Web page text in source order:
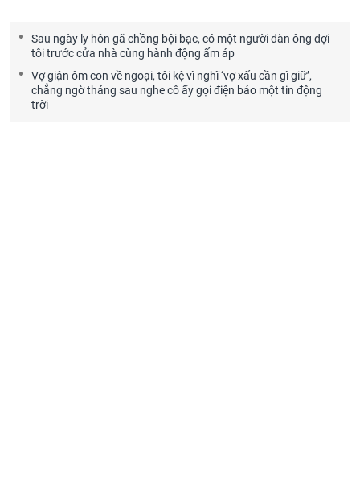
Sau ngày ly hôn gã chồng bội bạc, có một người đàn ông đợi
tôi trước cửa nhà cùng hành động ấm áp
Vợ giận ôm con về ngoại, tôi kệ vì nghĩ ‘vợ xấu cần gì giữ’,
chẳng ngờ tháng sau nghe cô ấy gọi điện báo một tin động
trời